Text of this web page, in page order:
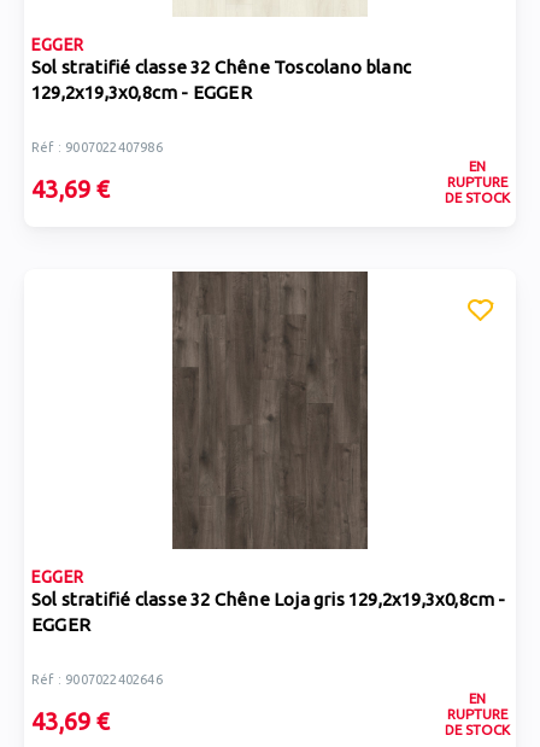
EGGER
Sol stratifié classe 32 Chêne Toscolano blanc
129,2x19,3x0,8cm - EGGER
Réf : 9007022407986
43,69 €
EN
RUPTURE
DE STOCK
EGGER
Sol stratifié classe 32 Chêne Loja gris 129,2x19,3x0,8cm -
EGGER
Réf : 9007022402646
43,69 €
EN
RUPTURE
DE STOCK